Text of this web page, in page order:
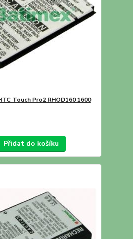
Touch Pro2 RHOD160 1600
Přidat do košíku